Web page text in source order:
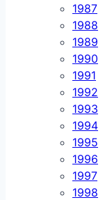
1987
1988
1989
1990
1991
1992
1993
1994
1995
1996
1997
1998